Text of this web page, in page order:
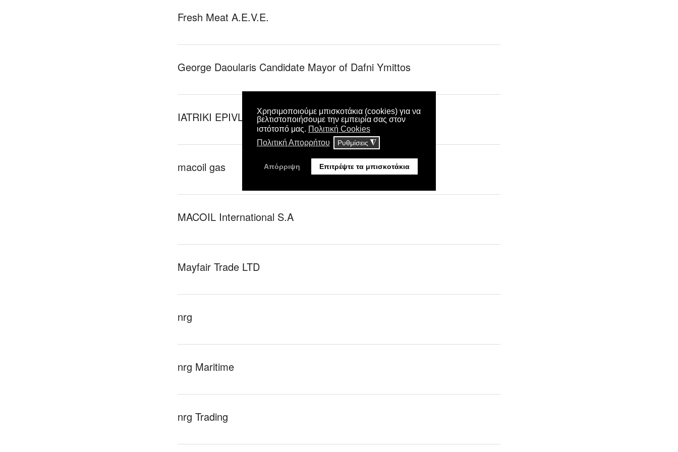
Fresh Meat A.E.V.E.
George Daoularis Candidate Mayor of Dafni Ymittos
IATRIKI EPIVLEPSI - Medical Diagnostic Centers
macoil gas
MACOIL International S.A
Mayfair Trade LTD
nrg
nrg Maritime
nrg Trading